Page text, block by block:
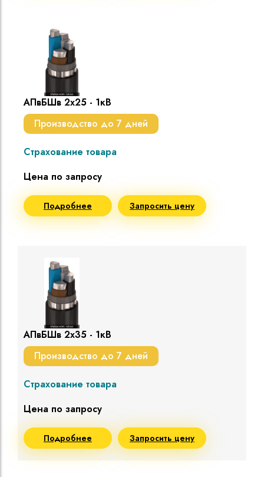
АПвБШв 2х25 - 1кВ
Производство до 7 дней
Страхование товара
Цена по запросу
Подробнее Запросить цену
АПвБШв 2х35 - 1кВ
Производство до 7 дней
Страхование товара
Цена по запросу
Подробнее Запросить цену